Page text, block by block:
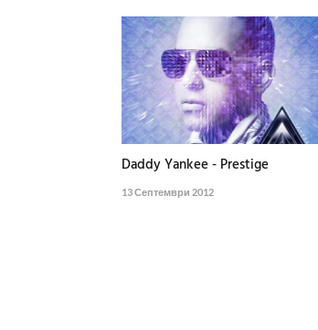
Daddy Yankee - Prestige
13 Септември 2012